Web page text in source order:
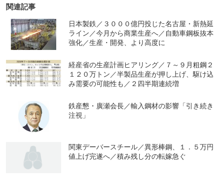
関連記事
日本製鉄／３０００億円投じた名古屋・新熱延
ライン／今月から商業生産へ／自動車鋼板抜本
強化／生産・開発、より高度に
経産省の生産計画ヒアリング／７～９月粗鋼２
１２０万トン／半製品生産が押し上げ、駆け込
み需要の可能性も／２四半期連続増
鉄産懇・廣瀬会長／輸入鋼材の影響「引き続き
注視」
関東デーバースチール／異形棒鋼、１．５万円
値上げ完遂へ／積み残し分の転嫁急ぐ